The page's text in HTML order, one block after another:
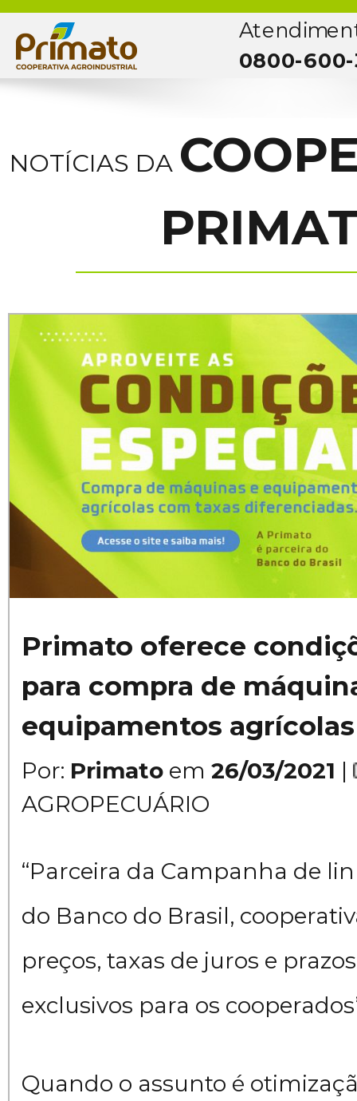
0800-600-
NOTÍCIAS DA
Primato oferece
para compra de
equipamentos agrícolas
Por: Primato em 26/03/2021 |
AGROPECUÁRIO
“Parceira da Campanha de
do Banco do Brasil,
preços, taxas de juros e
exclusivos para os
Quando o assunto é